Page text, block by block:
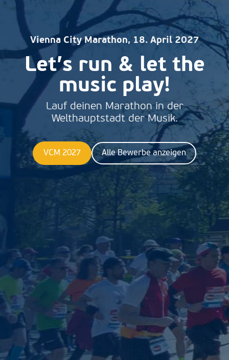
Vienna City Marathon, 18. April 2027
Let’s run & let the
music play!
Lauf deinen Marathon in der
Welthauptstadt der Musik.
VCM 2027 Alle Bewerbe anzeigen